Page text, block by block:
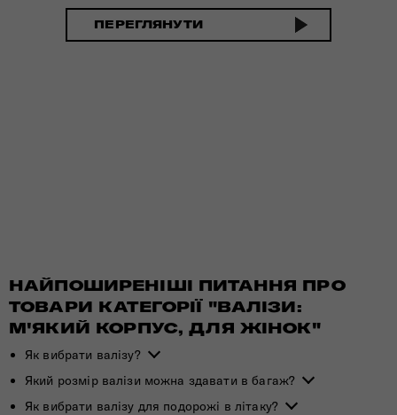
ПЕРЕГЛЯНУТИ
НАЙПОШИРЕНІШІ ПИТАННЯ ПРО
ТОВАРИ КАТЕГОРІЇ "ВАЛІЗИ:
М'ЯКИЙ КОРПУС, ДЛЯ ЖІНОК"
Як вибрати валізу?
Який розмір валізи можна здавати в багаж?
Як вибрати валізу для подорожі в літаку?